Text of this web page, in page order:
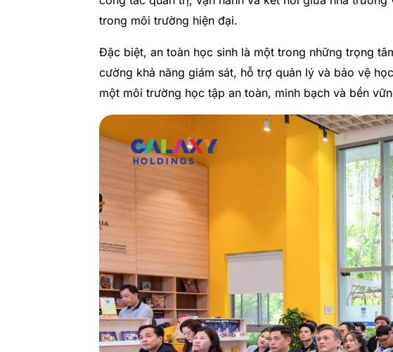
trong môi trường hiện đại.
Đặc biệt, an toàn học sinh là một trong những trọng
cường khả năng giám sát, hỗ trợ quản lý và bảo vệ
một môi trường học tập an toàn, minh bạch và bền